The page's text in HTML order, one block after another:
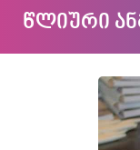
წლიური